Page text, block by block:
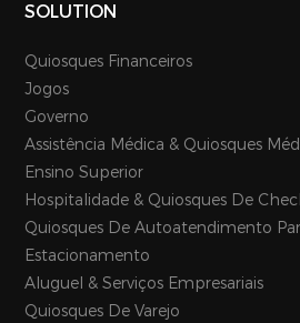
SOLUTION
Quiosques Financeiros
Jogos
Governo
Assistência Médica & Quiosques
Ensino Superior
Hospitalidade & Quiosques De
Quiosques De Autoatendimento
Estacionamento
Aluguel & Serviços Empresariais
Quiosques De Varejo